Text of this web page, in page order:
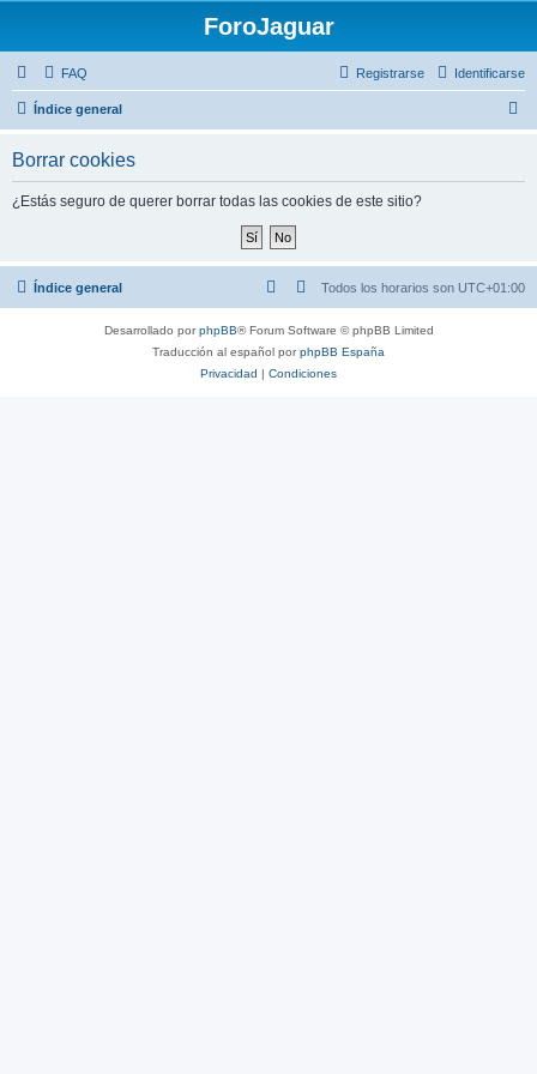
ForoJaguar
FAQ Identificarse
Registrarse
Índice general
Borrar cookies
¿Estás seguro de querer borrar todas las cookies de este sitio?
Índice general Todos los horarios son UTC+01:00
Desarrollado porphpBB® Forum Software © phpBB Limited
Traducción al español porphpBB España
Privacidad | Condiciones